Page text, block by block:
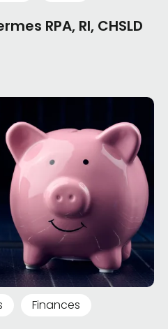
RPA, RI, CHSLD
Finances